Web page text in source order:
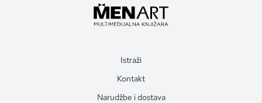
Istraži
Kontakt
Narudžbe i dostava